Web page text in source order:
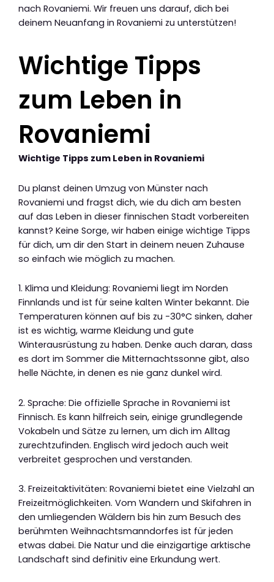
nach Rovaniemi. Wir freuen uns darauf, dich bei
deinem Neuanfang in Rovaniemi zu unterstützen!
Wichtige Tipps
zum Leben in
Rovaniemi
Wichtige Tipps zum Leben in Rovaniemi
Du planst deinen Umzug von Münster nach
Rovaniemi und fragst dich, wie du dich am besten
auf das Leben in dieser finnischen Stadt vorbereiten
kannst? Keine Sorge, wir haben einige wichtige Tipps
für dich, um dir den Start in deinem neuen Zuhause
so einfach wie möglich zu machen.
1. Klima und Kleidung: Rovaniemi liegt im Norden
Finnlands und ist für seine kalten Winter bekannt. Die
Temperaturen können auf bis zu -30°C sinken, daher
ist es wichtig, warme Kleidung und gute
Winterausrüstung zu haben. Denke auch daran, dass
es dort im Sommer die Mitternachtssonne gibt, also
helle Nächte, in denen es nie ganz dunkel wird.
2. Sprache: Die offizielle Sprache in Rovaniemi ist
Finnisch. Es kann hilfreich sein, einige grundlegende
Vokabeln und Sätze zu lernen, um dich im Alltag
zurechtzufinden. Englisch wird jedoch auch weit
verbreitet gesprochen und verstanden.
3. Freizeitaktivitäten: Rovaniemi bietet eine Vielzahl an
Freizeitmöglichkeiten. Vom Wandern und Skifahren in
den umliegenden Wäldern bis hin zum Besuch des
berühmten Weihnachtsmanndorfes ist für jeden
etwas dabei. Die Natur und die einzigartige arktische
Landschaft sind definitiv eine Erkundung wert.